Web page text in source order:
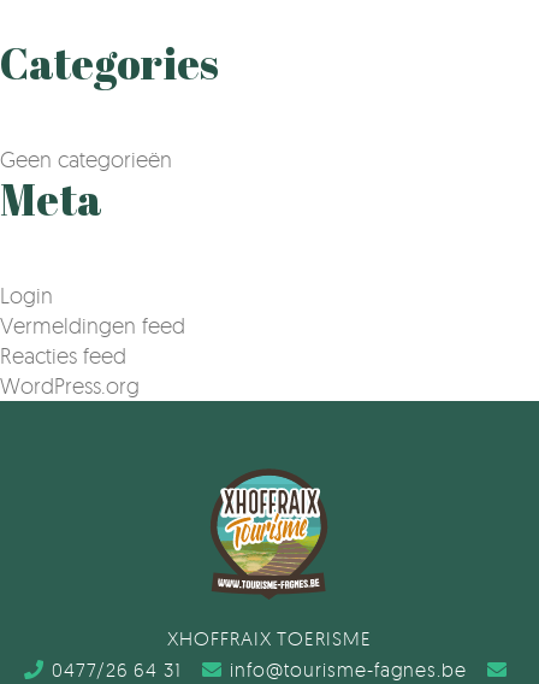
Categories
Geen categorieën
Meta
Login
Vermeldingen feed
Reacties feed
WordPress.org
XHOFFRAIX TOERISME
0477/26 64 31
info@tourisme-fagnes.be